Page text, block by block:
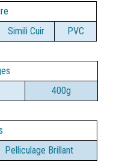
Simili Cuir PVC
400g
Pelliculage Brillant